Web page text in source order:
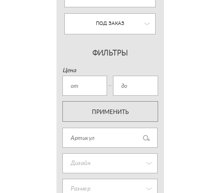
ПОД ЗАКАЗ
ФИЛЬТРЫ
Цена
ПРИМЕНИТЬ
Дизайн
Размер